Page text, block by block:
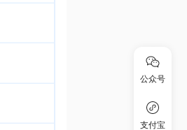
公众号
支付宝